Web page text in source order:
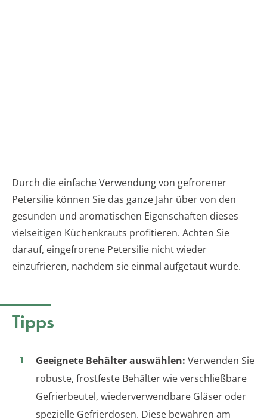
Durch die einfache Verwendung von gefrorener
Petersilie können Sie das ganze Jahr über von den
gesunden und aromatischen Eigenschaften dieses
vielseitigen Küchenkrauts profitieren. Achten Sie
darauf, eingefrorene Petersilie nicht wieder
einzufrieren, nachdem sie einmal aufgetaut wurde.
Tipps
Geeignete Behälter auswählen: Verwenden Sie
robuste, frostfeste Behälter wie verschließbare
Gefrierbeutel, wiederverwendbare Gläser oder
spezielle Gefrierdosen. Diese bewahren am